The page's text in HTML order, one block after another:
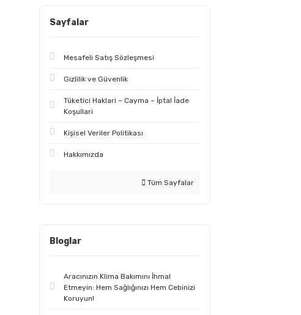
Sayfalar
Mesafeli Satış Sözleşmesi
Gizlilik ve Güvenlik
Tüketici Haklari – Cayma – İptal İade
Koşullari
Kişisel Veriler Politikası
Hakkımızda
Tüm Sayfalar
Bloglar
Aracınızın Klima Bakımını İhmal
Etmeyin: Hem Sağlığınızı Hem Cebinizi
Koruyun!